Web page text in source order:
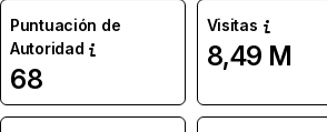
Puntuación de
Autoridad
68
Visitas
8,49 M